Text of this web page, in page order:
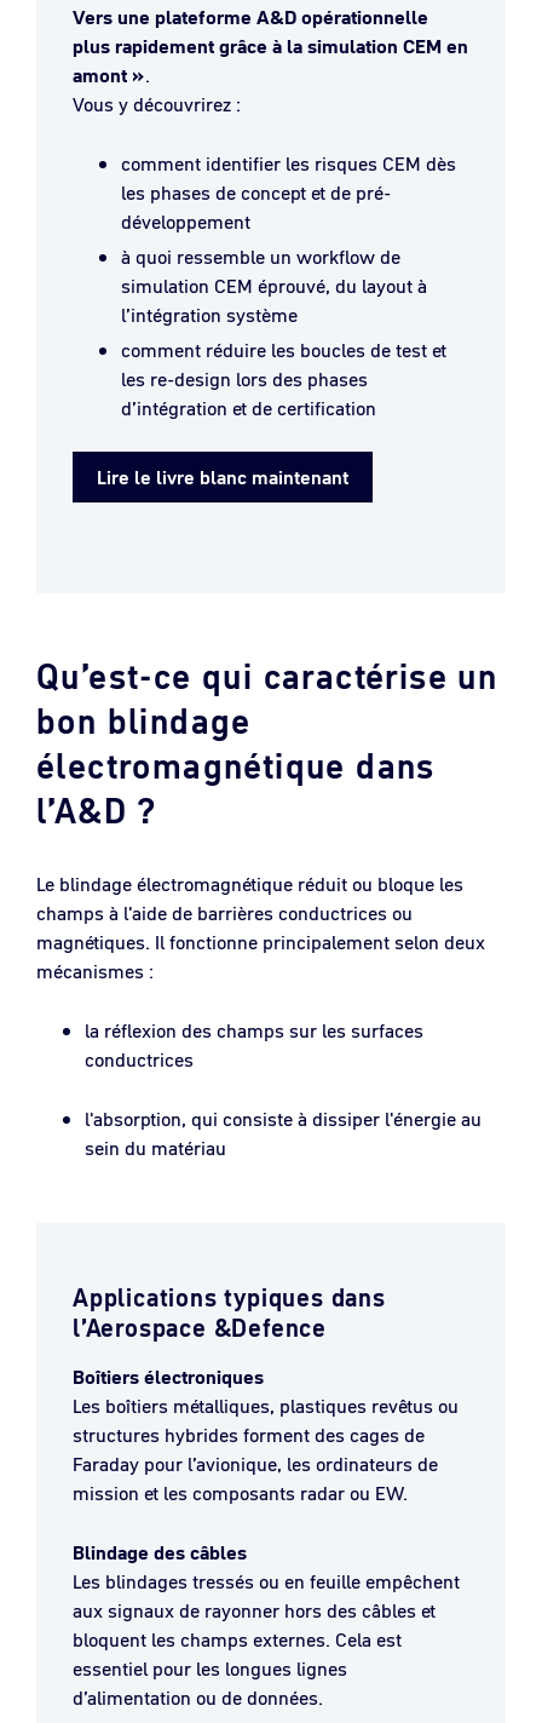
Vers une plateforme A&D opérationnelle
plus rapidement grâce à la simulation CEM en
amont ».
Vous y découvrirez :
comment identifier les risques CEM dès
les phases de concept et de pré-
développement
à quoi ressemble un workflow de
simulation CEM éprouvé, du layout à
l’intégration système
comment réduire les boucles de test et
les re-design lors des phases
d’intégration et de certification
Lire le livre blanc maintenant
Qu’est-ce qui caractérise un
bon blindage
électromagnétique dans
l’A&D ?
Le blindage électromagnétique réduit ou bloque les
champs à l'aide de barrières conductrices ou
magnétiques. Il fonctionne principalement selon deux
mécanismes :
la réflexion des champs sur les surfaces
conductrices
l'absorption, qui consiste à dissiper l'énergie au
sein du matériau
Applications typiques dans
l’Aerospace &Defence
Boîtiers électroniques
Les boîtiers métalliques, plastiques revêtus ou
structures hybrides forment des cages de
Faraday pour l’avionique, les ordinateurs de
mission et les composants radar ou EW.
Blindage des câbles
Les blindages tressés ou en feuille empêchent
aux signaux de rayonner hors des câbles et
bloquent les champs externes. Cela est
essentiel pour les longues lignes
d’alimentation ou de données.